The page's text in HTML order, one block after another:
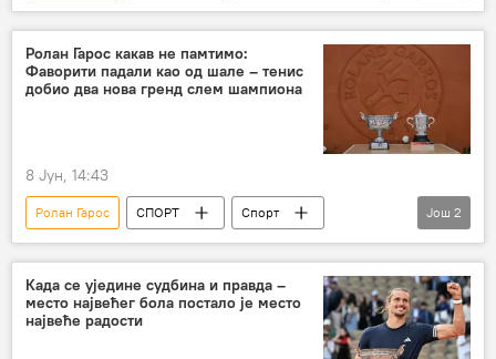
Александер Зверев
Спорт Тенис
Ролан Гарос какав не памтимо:
Фаворити падали као од шале – тенис
добио два нова гренд слем шампиона
8 Јун, 14:43
Ролан Гарос СПОРТ
Спорт
Тенис
Новак Ђоковић
Јаник Синер
Још 2
Када се уједине судбина и правда –
место највећег бола постало је место
највеће радости